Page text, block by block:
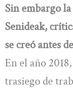
Sin embargo
Senideak,
se creó antes
En el año
trasiego de